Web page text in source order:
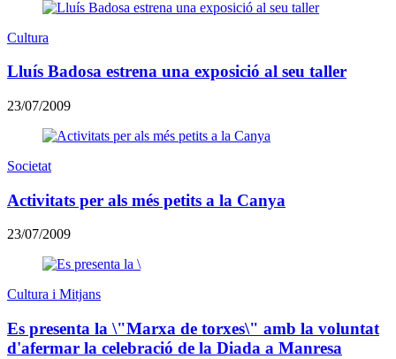
Cultura
Lluís Badosa estrena una exposició al seu taller
23/07/2009
Societat
Activitats per als més petits a la Canya
23/07/2009
Cultura i Mitjans
Es presenta la \"Marxa de torxes\" amb la voluntat
d'afermar la celebració de la Diada a Manresa